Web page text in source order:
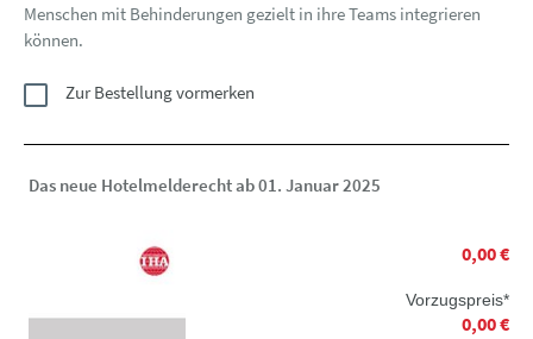
Menschen mit Behinderungen gezielt in ihre Teams integrieren
können.
Zur Bestellung vormerken
Das neue Hotelmelderecht ab 01. Januar 2025
0,00 €
Vorzugspreis*
0,00 €